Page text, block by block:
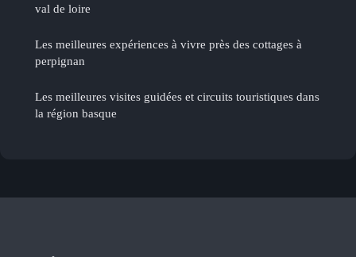
val de loire
Les meilleures expériences à vivre près des cottages à
perpignan
Les meilleures visites guidées et circuits touristiques dans
la région basque